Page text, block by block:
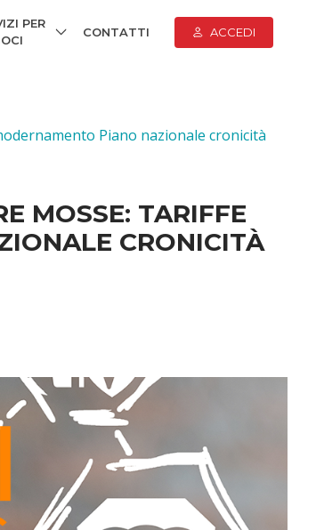
PER
CONTATTI ACCEDI
Piano nazionale cronicità
MOSSE: TARIFFE
CRONICITÀ